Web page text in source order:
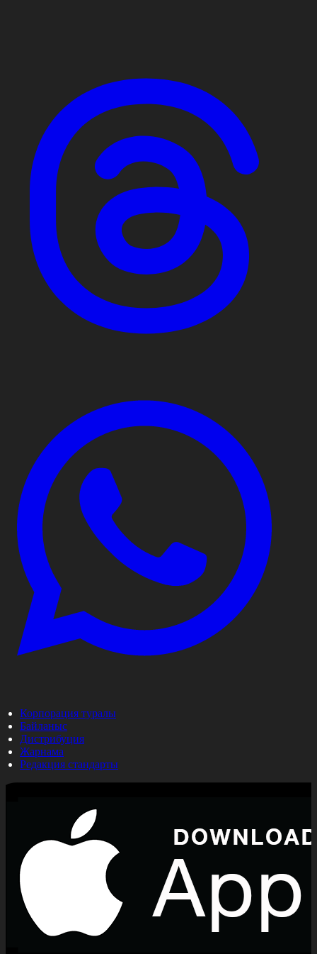
Корпорация туралы
Байланыс
Дистрибуция
Жарнама
Редакция стандарты